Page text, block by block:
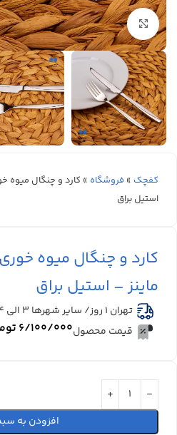
بزرگنمایی تصویر
کفچک » فروشگاه » کارد و چنگال میوه
استیل براق
کارد و چنگال میوه
ماینز – استیل براق
تهران 1 روز/ سایر شهرها ۳ الی ۴ روز کاری
قیمت محصول۶/۱۰۰/۰۰۰
افزودن به